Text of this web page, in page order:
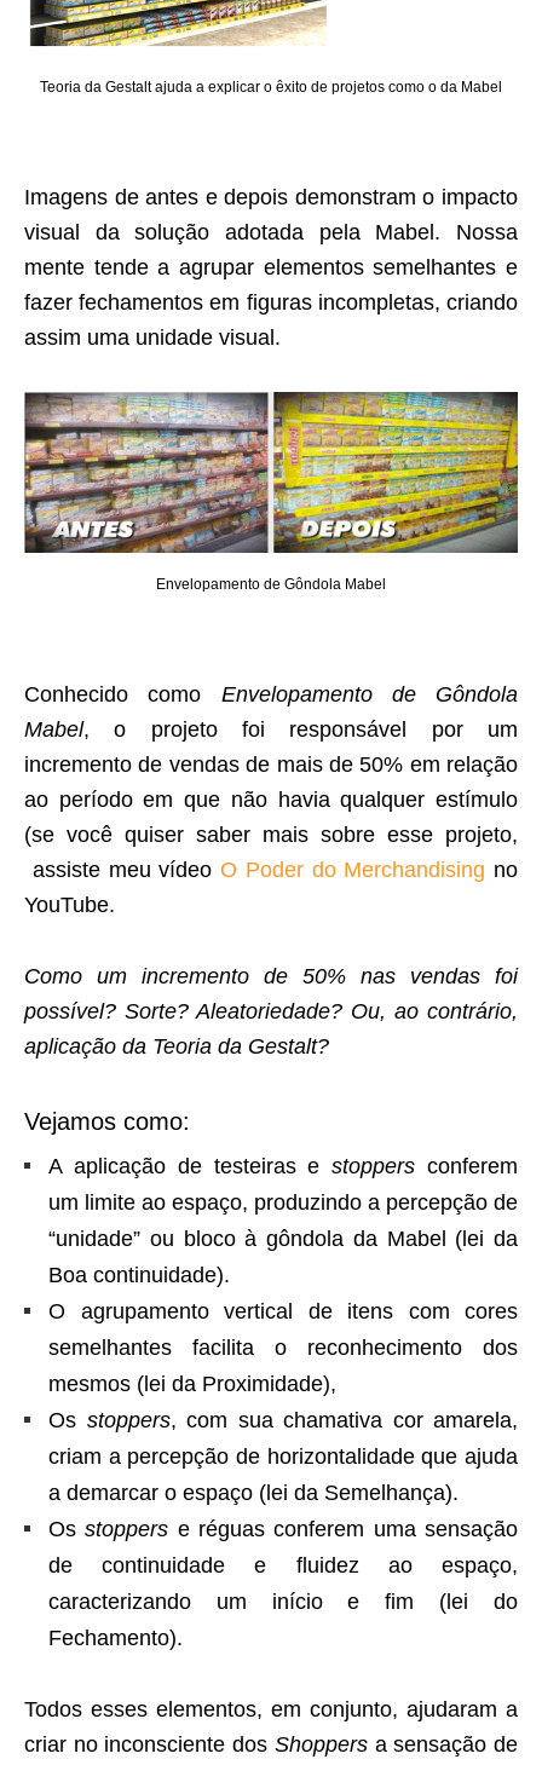
Teoria da Gestalt ajuda a explicar o êxito de projetos como o da Mabel
Imagens de antes e depois demonstram o impacto
visual da solução adotada pela Mabel. Nossa
mente tende a agrupar elementos semelhantes e
fazer fechamentos em figuras incompletas, criando
assim uma unidade visual.
Envelopamento de Gôndola Mabel
Conhecido como Envelopamento de Gôndola
Mabel, o projeto foi responsável por um
incremento de vendas de mais de 50% em relação
ao período em que não havia qualquer estímulo
(se você quiser saber mais sobre esse projeto,
assiste meu vídeo O Poder do Merchandising no
YouTube.
Como um incremento de 50% nas vendas foi
possível? Sorte? Aleatoriedade? Ou, ao contrário,
aplicação da Teoria da Gestalt?
Vejamos como:
A aplicação de testeiras estoppers conferem
um limite ao espaço, produzindo a percepção de
“unidade” ou bloco à gôndola da Mabel (lei da
Boa continuidade).
O agrupamento vertical de itens com cores
semelhantes facilita o reconhecimento dos
mesmos (lei da Proximidade),
Os stoppers, com sua chamativa cor amarela,
criam a percepção de horizontalidade que ajuda
a demarcar o espaço (lei da Semelhança).
Osstoppers e réguas conferem uma sensação
de continuidade e fluidez ao espaço,
caracterizando um início e fim (lei do
Fechamento).
Todos esses elementos, em conjunto, ajudaram a
criar no inconsciente dos Shoppers a sensação de